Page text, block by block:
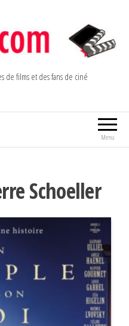
de films et des fans de ciné
Menu
Schoeller